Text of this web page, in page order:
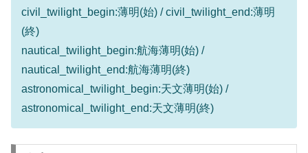
civil_twilight_begin:薄明(始) / civil_twilight_end:薄明
(終)
nautical_twilight_begin:航海薄明(始) /
nautical_twilight_end:航海薄明(終)
astronomical_twilight_begin:天文薄明(始) /
astronomical_twilight_end:天文薄明(終)